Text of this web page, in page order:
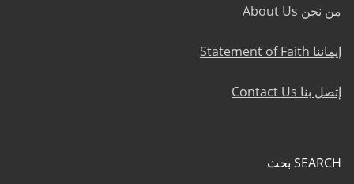
من نحن About Us
إيماننا Statement of Faith
إتصل بنا Contact Us
SEARCH بحث